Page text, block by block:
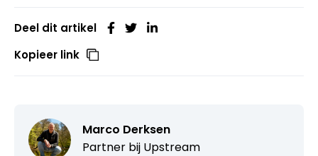
Deel dit artikel
Kopieer link
Marco Derksen
Partner bij Upstream